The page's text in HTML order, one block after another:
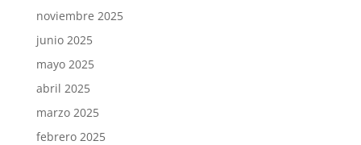
noviembre 2025
junio 2025
mayo 2025
abril 2025
marzo 2025
febrero 2025